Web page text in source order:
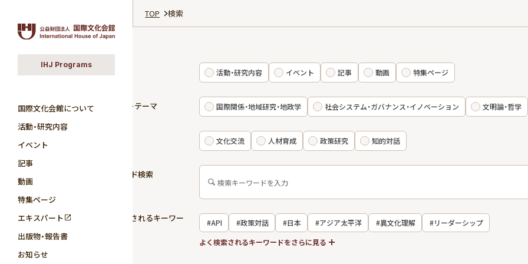
IHJ Programs
国際文化会館について
活動・研究内容
イベント
記事
動画
特集ページ
エキスパート
出版物・報告書
お知らせ
TOP 検索
活動・研究内容 イベント 記事 動画 特集ページ
研究分野・テーマ 国際関係・地域研究・地政学 社会システム・ガバナンス・イノベーション 文明論・哲学
文化交流 人材育成 政策研究 知的対話
キーワード検索
よく検索されるキーワー #API #政策対話 #日本 #アジア太平洋 #異文化理解
#リーダーシップ
#国際関係
よく検索されるキーワードをさらに見る